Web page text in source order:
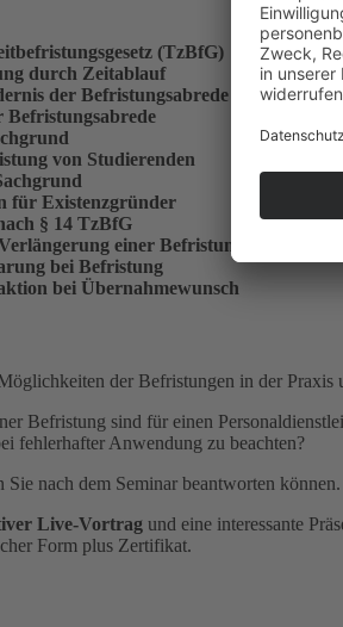
(TzBfG)
durch Zeitablauf
der Befristungsabrede
Befristungsabrede
von Studierenden
für Existenzgründer
§ 14 TzBfG
einer Befristung
bei Befristung
bei Übernahmewunsch
der Befristungen in der Praxis
Befristung sind für einen
fehlerhafter Anwendung zu beachten?
Sie nach dem Seminar beantworten können.
Live-Vortrag und eine interessante
Form plus Zertifikat.